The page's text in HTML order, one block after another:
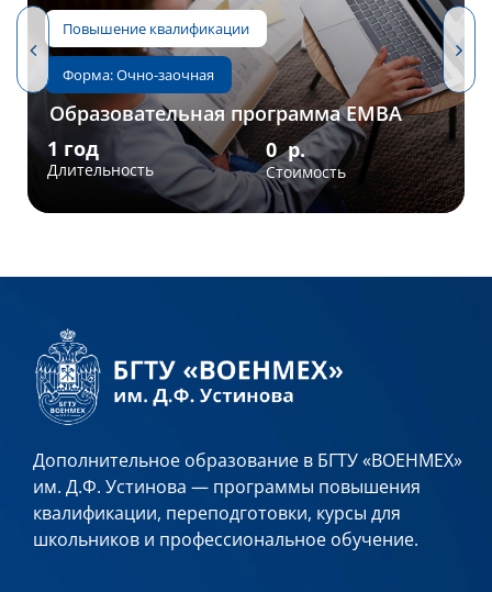
Образовательная программа EMBA
Дополнительное образование в БГТУ «ВОЕНМЕХ»
им. Д.Ф. Устинова — программы повышения
квалификации, переподготовки, курсы для
школьников и профессиональное обучение.